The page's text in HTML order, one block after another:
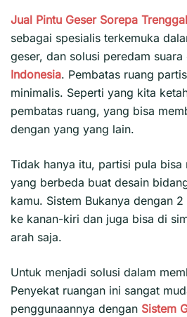
Jual Pintu Geser Sorepa
sebagai spesialis terkemuka
geser, dan solusi peredam suara
Indonesia. Pembatas ruang
minimalis. Seperti yang kita
pembatas ruang, yang bisa
dengan yang yang lain.
Tidak hanya itu, partisi pula bisa
yang berbeda buat desain
kamu. Sistem Bukanya dengan
ke kanan-kiri dan juga bisa di
arah saja.
Untuk menjadi solusi dalam
Penyekat ruangan ini sangat
penggunaannya dengan Sistem